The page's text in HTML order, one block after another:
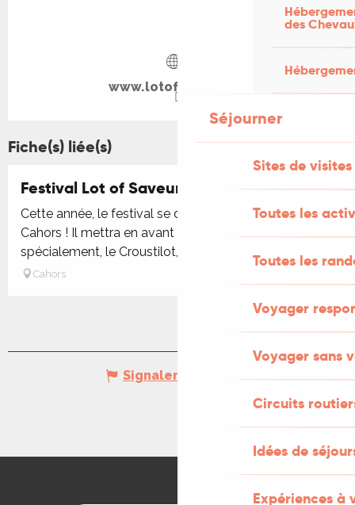
des
Séjourner
Sites de visites
Toutes les
Toutes les
Voyager
Voyager sans
Circuits
Idées de
Expériences à
www.lotofsaveurs.fr
Fiche(s) liée(s)
Festival Lot of Saveurs
Cette année, le festival se déroulera les 27 et 28 juin à
Cahors ! Il mettra en avant les produits locaux et, plus
spécialement, le Croustilot, produit vedette de...
Cahors
Signaler une erreur